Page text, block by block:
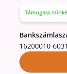
Támogass
16200010-